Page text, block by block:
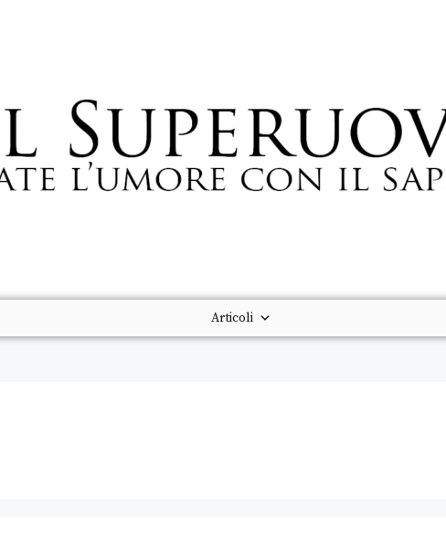
Articoli